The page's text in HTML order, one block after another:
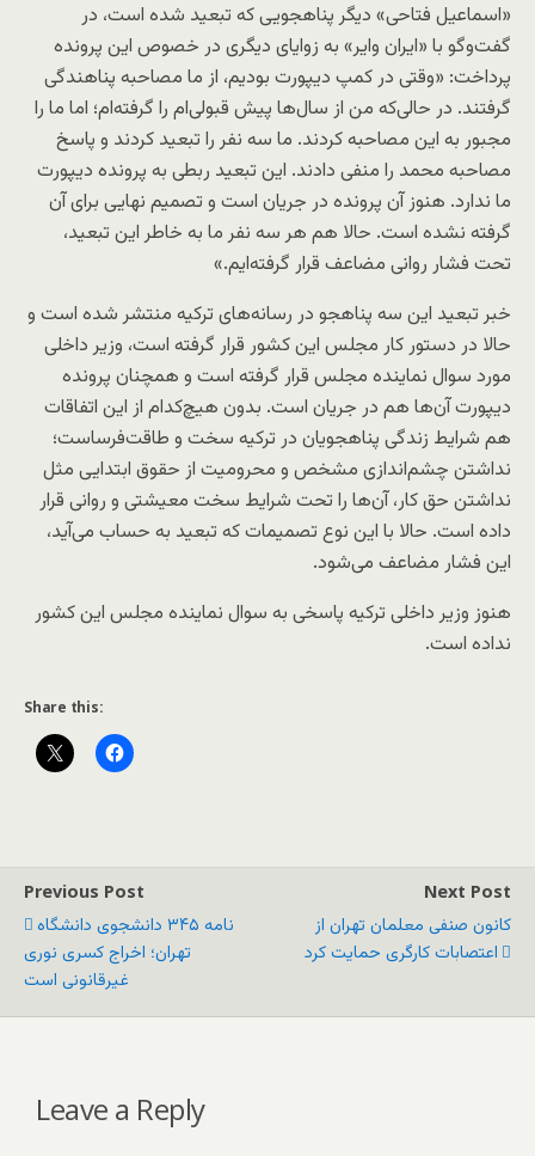
«اسماعیل فتاحی» دیگر پناهجویی که تبعید شده است، در
گفت‌وگو با «ایران وایر»‌ به زوایای دیگری در خصوص این پرونده
پرداخت: «وقتی در کمپ دیپورت بودیم، از ما مصاحبه پناهندگی
گرفتند. در حالی‌که من از سال‌ها پیش قبولی‌ام را گرفته‌ام؛ اما ما را
مجبور به این مصاحبه کردند. ما سه نفر را تبعید کردند و پاسخ
مصاحبه محمد را منفی دادند. این تبعید ربطی به پرونده دیپورت
ما ندارد. هنوز آن پرونده در جریان است و تصمیم نهایی‌ برای آن
گرفته نشده است. حالا هم هر سه نفر ما به خاطر این تبعید،
تحت فشار روانی مضاعف قرار گرفته‌ایم.»
خبر تبعید این سه پناهجو در رسانه‌های ترکیه منتشر شده است و
حالا در دستور کار مجلس این کشور قرار گرفته است، وزیر داخلی
مورد سوال نماینده مجلس قرار گرفته است و همچنان پرونده
دیپورت آن‌ها هم در جریان است. بدون هیچ‌کدام از این اتفاقات
هم شرایط زندگی پناهجویان در ترکیه سخت و طاقت‌فرساست؛
نداشتن چشم‌اندازی مشخص و محرومیت از حقوق ابتدایی مثل
نداشتن حق کار، آن‌ها را تحت شرایط سخت معیشتی و روانی قرار
داده است. حالا با این نوع تصمیمات که تبعید به حساب می‌آید،
این فشار مضاعف می‌شود.
هنوز وزیر داخلی ترکیه پاسخی به سوال‌ نماینده مجلس این کشور
نداده است.
Share this:
Previous Post
نامه ۳۴۵ دانشجوی دانشگاه
تهران؛ اخراج کسری نوری
غیرقانونی است
Next Post
کانون صنفی معلمان تهران از
اعتصابات کارگری حمایت کرد
Leave a Reply